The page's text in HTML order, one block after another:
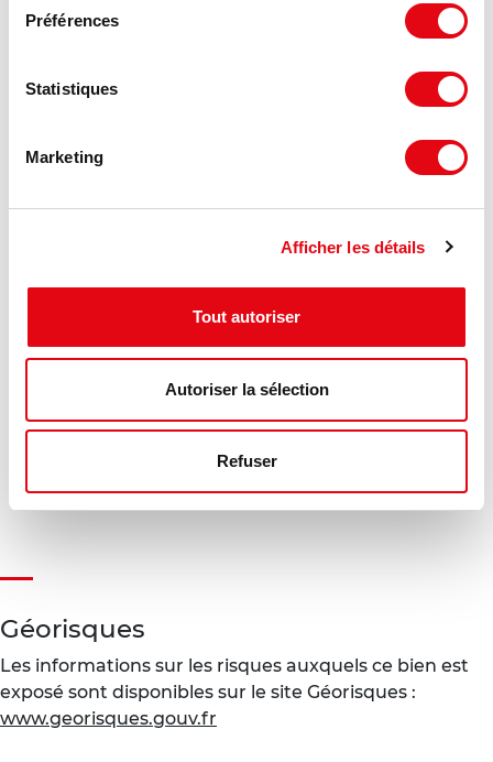
Préférences
Statistiques
Marketing
Afficher les détails
Tout autoriser
Autoriser la sélection
Refuser
Consommation énergétique :
Diagnostic en cours de réalisation
Diagnostic en cours de réalisation
Géorisques
Les informations sur les risques auxquels ce bien est
exposé sont disponibles sur le site Géorisques :
www.georisques.gouv.fr